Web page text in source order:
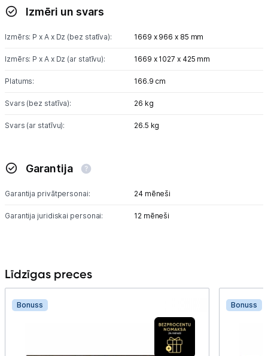
Izmēri un svars
Izmērs: P x A x Dz (bez statīva): 1669 x 966 x 85 mm
Izmērs: P x A x Dz (ar statīvu): 1669 x 1027 x 425 mm
Platums: 166.9 cm
Svars (bez statīva): 26 kg
Svars (ar statīvu): 26.5 kg
Garantija
Garantija privātpersonai: 24 mēneši
Garantija juridiskai personai: 12 mēneši
Līdzīgas preces
Bonuss Bonuss